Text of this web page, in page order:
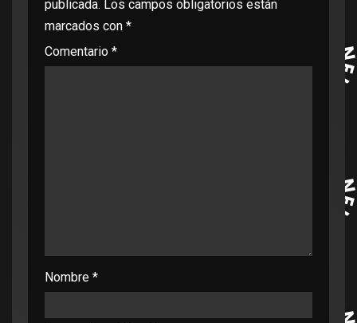
publicada. Los campos obligatorios están
marcados con *
Comentario *
Nombre *